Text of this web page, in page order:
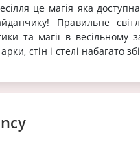
це магія яка
Правильне
та магії в весільному
стін і стелі набагато